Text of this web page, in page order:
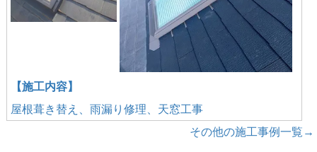
【施工内容】
屋根葺き替え、雨漏り修理、天窓工事
その他の施工事例一覧→